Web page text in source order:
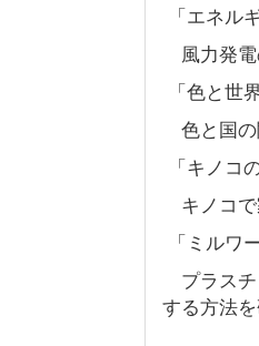
「エネル
風力発電
「色と世界
色と国の
「キノコ
キノコで
「ミルワ
プラスチ
する方法